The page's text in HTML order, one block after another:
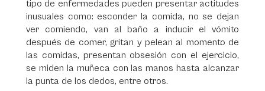
tipo de enfermedades pueden presentar actitudes
inusuales como: esconder la comida, no se dejan
ver comiendo, van al baño a inducir el vómito
después de comer, gritan y pelean al momento de
las comidas, presentan obsesión con el ejercicio,
se miden la muñeca con las manos hasta alcanzar
la punta de los dedos, entre otros.